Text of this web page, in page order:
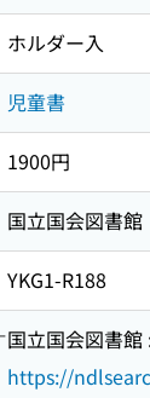
ホルダー入
児童書
1900円
国立国会図書館
YKG1-R188
国立国会図書
https://